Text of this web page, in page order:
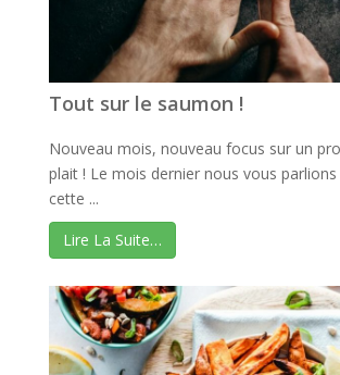
Tout sur le saumon !
Nouveau mois, nouveau focus sur un
plait ! Le mois dernier nous vous
cette ...
Lire La Suite…